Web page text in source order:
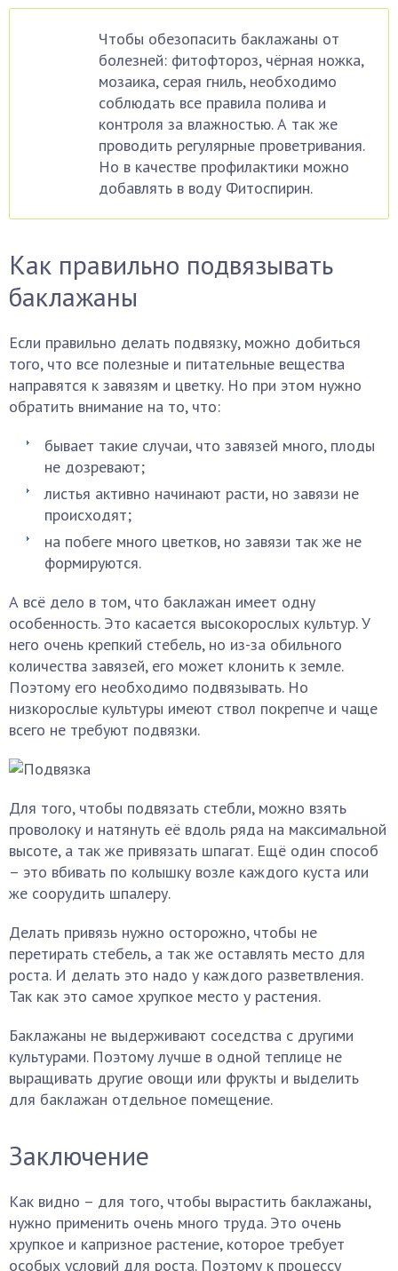
Чтобы обезопасить баклажаны от
болезней: фитофтороз, чёрная ножка,
мозаика, серая гниль, необходимо
соблюдать все правила полива и
контроля за влажностью. А так же
проводить регулярные проветривания.
Но в качестве профилактики можно
добавлять в воду Фитоспирин.
Как правильно подвязывать
баклажаны
Если правильно делать подвязку, можно добиться
того, что все полезные и питательные вещества
направятся к завязям и цветку. Но при этом нужно
обратить внимание на то, что:
бывает такие случаи, что завязей много, плоды
не дозревают;
листья активно начинают расти, но завязи не
происходят;
на побеге много цветков, но завязи так же не
формируются.
А всё дело в том, что баклажан имеет одну
особенность. Это касается высокорослых культур. У
него очень крепкий стебель, но из-за обильного
количества завязей, его может клонить к земле.
Поэтому его необходимо подвязывать. Но
низкорослые культуры имеют ствол покрепче и чаще
всего не требуют подвязки.
Для того, чтобы подвязать стебли, можно взять
проволоку и натянуть её вдоль ряда на максимальной
высоте, а так же привязать шпагат. Ещё один способ
– это вбивать по колышку возле каждого куста или
же соорудить шпалеру.
Делать привязь нужно осторожно, чтобы не
перетирать стебель, а так же оставлять место для
роста. И делать это надо у каждого разветвления.
Так как это самое хрупкое место у растения.
Баклажаны не выдерживают соседства с другими
культурами. Поэтому лучше в одной теплице не
выращивать другие овощи или фрукты и выделить
для баклажан отдельное помещение.
Заключение
Как видно – для того, чтобы вырастить баклажаны,
нужно применить очень много труда. Это очень
хрупкое и капризное растение, которое требует
особых условий для роста. Поэтому к процессу